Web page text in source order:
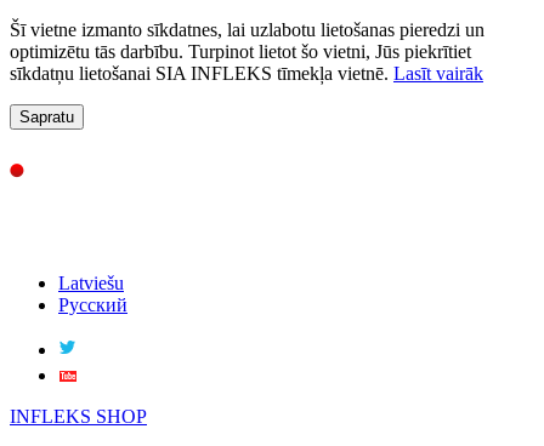
Šī vietne izmanto sīkdatnes, lai uzlabotu lietošanas pieredzi un
optimizētu tās darbību. Turpinot lietot šo vietni, Jūs piekrītiet
sīkdatņu lietošanai SIA INFLEKS tīmekļa vietnē. Lasīt vairāk
Sapratu
Latviešu
Русский
INFLEKS SHOP